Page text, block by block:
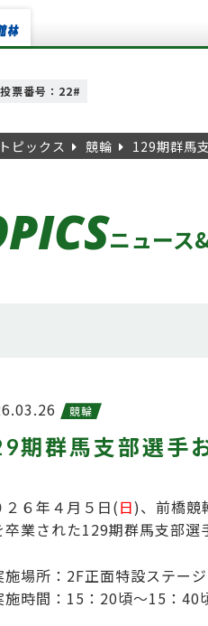
票番号：22#
ピックス 競輪 129期群馬
ニュース
競輪
期群馬支部選手
２６年４月５日(日)、前橋競
卒業された129期群馬支部選
場所：2F正面特設ステージ
時間：15：20頃～15：40